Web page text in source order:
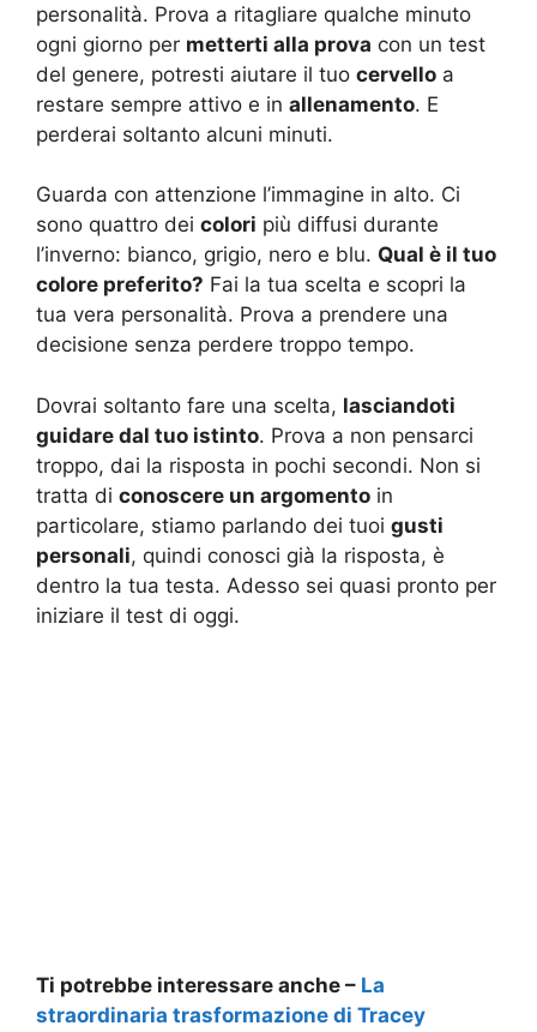
personalità. Prova a ritagliare qualche minuto
ogni giorno per metterti alla prova con un test
del genere, potresti aiutare il tuo cervello a
restare sempre attivo e in allenamento. E
perderai soltanto alcuni minuti.
Guarda con attenzione l’immagine in alto. Ci
sono quattro dei colori più diffusi durante
l’inverno: bianco, grigio, nero e blu. Qual è il tuo
colore preferito? Fai la tua scelta e scopri la
tua vera personalità. Prova a prendere una
decisione senza perdere troppo tempo.
Dovrai soltanto fare una scelta, lasciandoti
guidare dal tuo istinto. Prova a non pensarci
troppo, dai la risposta in pochi secondi. Non si
tratta di conoscere un argomento in
particolare, stiamo parlando dei tuoi gusti
personali, quindi conosci già la risposta, è
dentro la tua testa. Adesso sei quasi pronto per
iniziare il test di oggi.
Ti potrebbe interessare anche – La
straordinaria trasformazione di Tracey